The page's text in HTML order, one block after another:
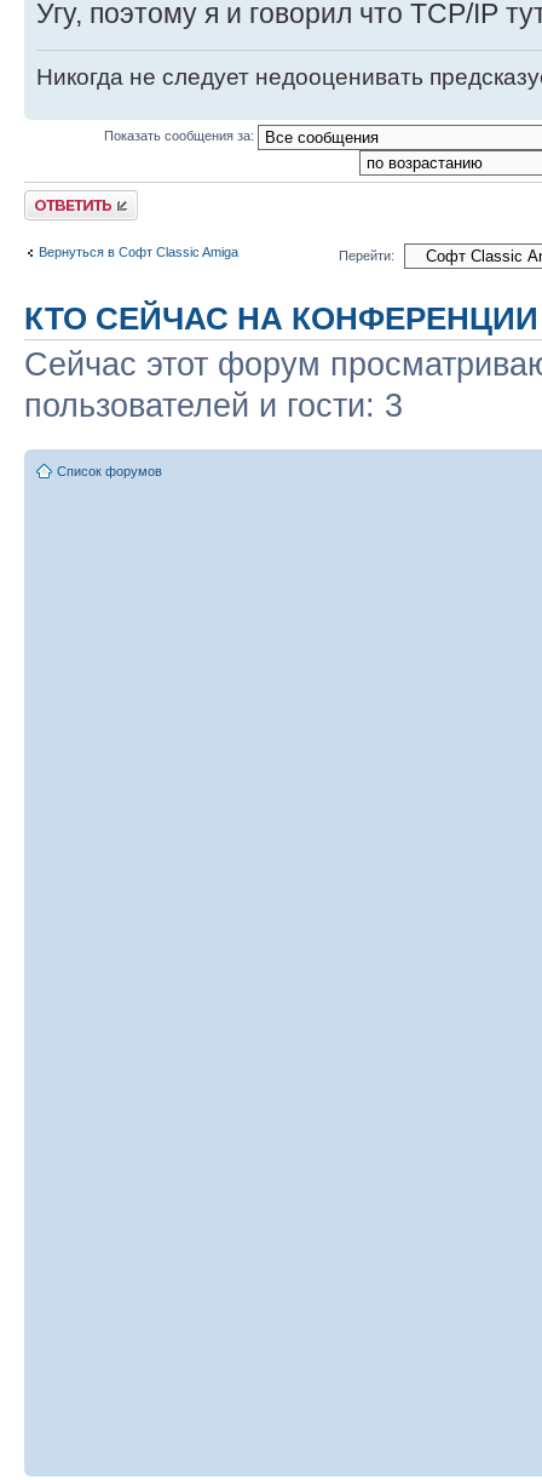
Угу, поэтому я и говорил что TCP/IP
Никогда не следует недооценивать
Показать сообщения за:
Ответить
Вернуться в Софт Classic Amiga Перейти:
КТО СЕЙЧАС НА КОНФЕРЕНЦИИ
Сейчас этот форум
пользователей и гости: 3
Список форумов